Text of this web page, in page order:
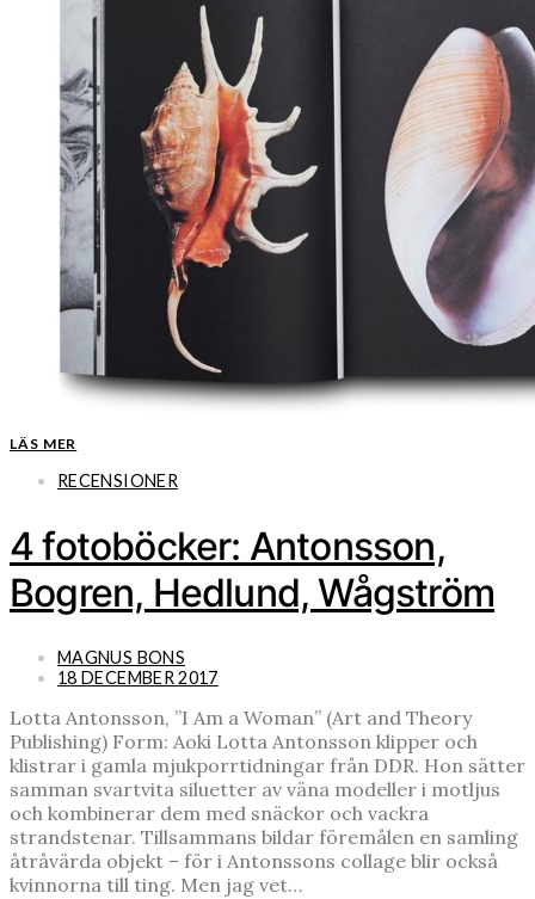
LÄS MER
RECENSIONER
4 fotoböcker: Antonsson,
Bogren, Hedlund, Wågström
MAGNUS BONS
18 DECEMBER 2017
Lotta Antonsson, ”I Am a Woman” (Art and Theory
Publishing) Form: Aoki Lotta Antonsson klipper och
klistrar i gamla mjukporrtidningar från DDR. Hon sätter
samman svartvita siluetter av väna modeller i motljus
och kombinerar dem med snäckor och vackra
strandstenar. Tillsammans bildar föremålen en samling
åtråvärda objekt – för i Antonssons collage blir också
kvinnorna till ting. Men jag vet…